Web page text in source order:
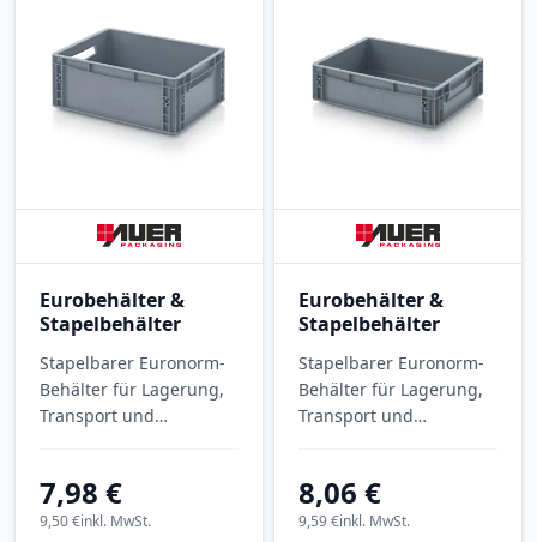
Eurobehälter &
Stapelbehälter
Stapelbarer Euronorm-
Behälter für Lagerung,
Transport und
geschlossen EG 43/17
mit Außenmaßen 400 ×
7,98 €
inkl. MwSt.
9,50 €
Eurobehälter &
Stapelbehälter
Stapelbarer Euronorm-
Behälter für Lagerung,
Transport und
geschlossen EG 43/12
HG VB mit Außenmaßen
8,06 €
inkl. MwSt.
9,59 €